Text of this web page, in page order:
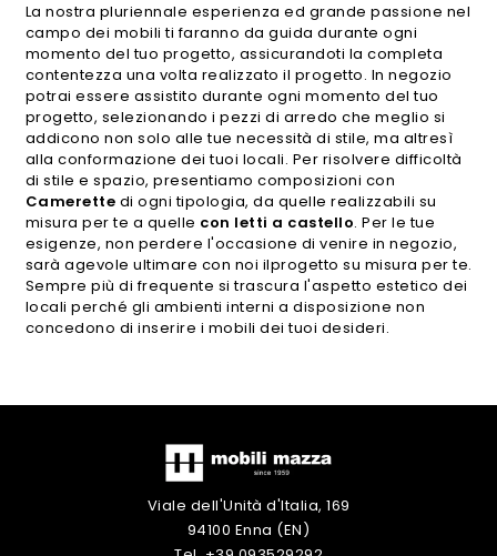
La nostra pluriennale esperienza ed grande passione nel
campo dei mobili ti faranno da guida durante ogni
momento del tuo progetto, assicurandoti la completa
contentezza una volta realizzato il progetto. In negozio
potrai essere assistito durante ogni momento del tuo
progetto, selezionando i pezzi di arredo che meglio si
addicono non solo alle tue necessità di stile, ma altresì
alla conformazione dei tuoi locali. Per risolvere difficoltà
di stile e spazio, presentiamo composizioni con
Camerette di ogni tipologia, da quelle realizzabili su
misura per te a quelle con letti a castello. Per le tue
esigenze, non perdere l'occasione di venire in negozio,
sarà agevole ultimare con noi ilprogetto su misura per te.
Sempre più di frequente si trascura l'aspetto estetico dei
locali perché gli ambienti interni a disposizione non
concedono di inserire i mobili dei tuoi desideri.
Viale dell'Unità d'Italia, 169
94100 Enna (EN)